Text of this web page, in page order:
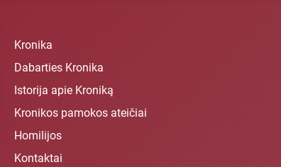
Kronika
Dabarties Kronika
Istorija apie Kroniką
Kronikos pamokos ateičiai
Homilijos
Kontaktai